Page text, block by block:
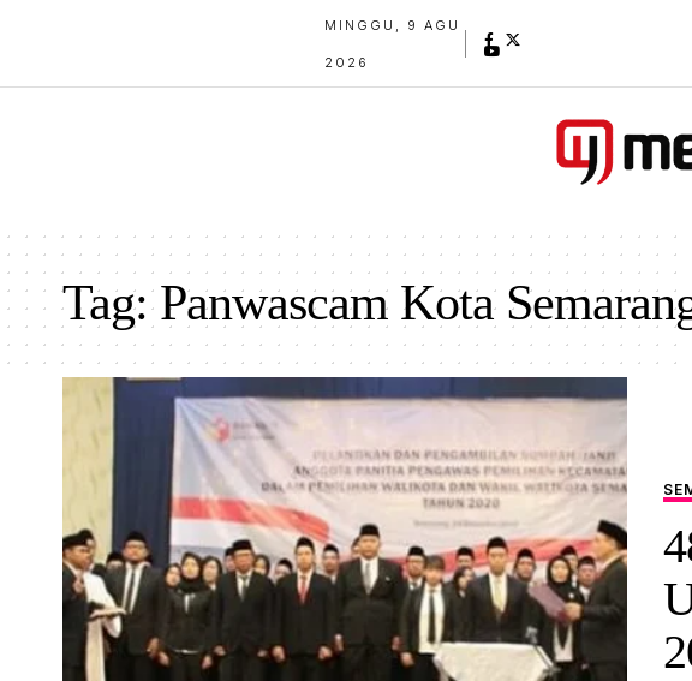
MINGGU, 9 AGU
2026
Tag:Panwascam Kota